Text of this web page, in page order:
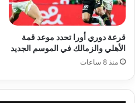
قرعة دوري أورا تحدد موعد قمة
الأهلي والزمالك في الموسم الجديد
منذ 8 ساعات